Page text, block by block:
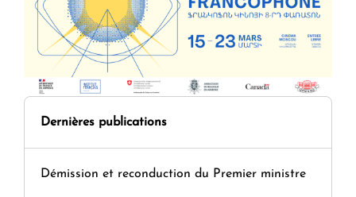
Dernières publications
Démission et reconduction du Premier ministre